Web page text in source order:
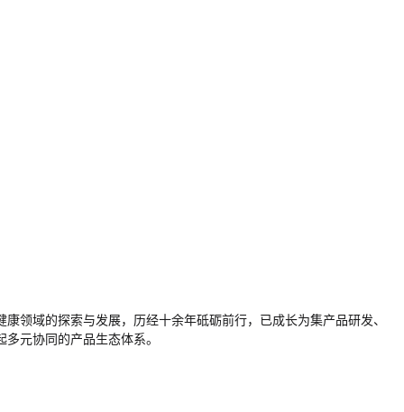
领域的探索与发展，历经十余年砥砺前行，已成长为集产品研发、
元协同的产品生态体系。